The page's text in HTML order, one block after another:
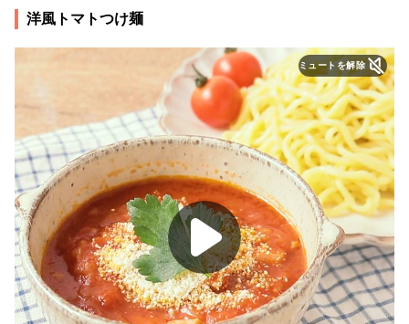
洋風トマトつけ麺
ミュートを解除